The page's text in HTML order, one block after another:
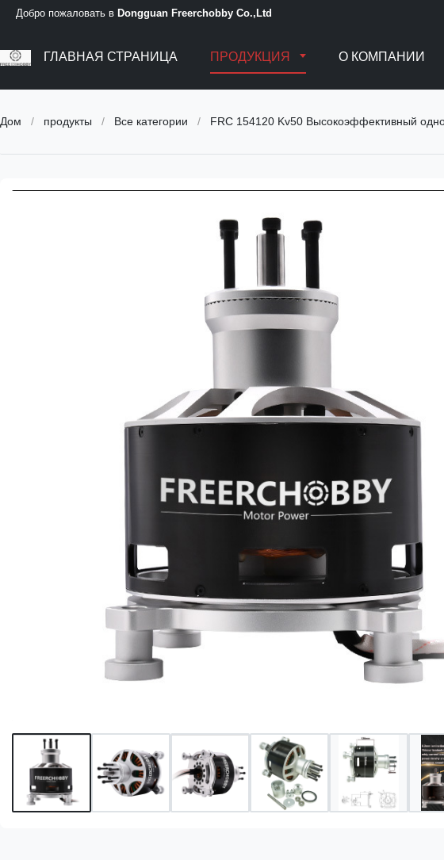
Добро пожаловать в Dongguan Freerchobby Co.,Ltd
ГЛАВНАЯ СТРАНИЦА ПРОДУКЦИЯ О КОМПАНИИ
Дом / продукты / Все категории / FRC 154120 Kv50 Высокоэффективный